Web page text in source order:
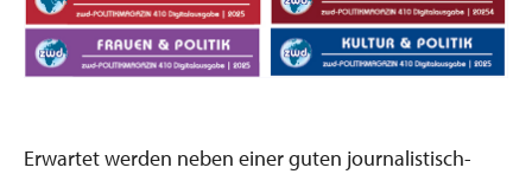
Erwartet werden neben einer guten journalistisch-